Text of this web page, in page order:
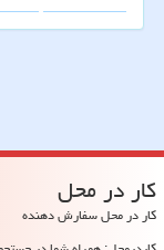
كار در محل
کار در محل سفارش دهنده